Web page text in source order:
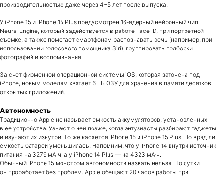
производительностью даже через 4−5 лет после выпуска.
У iPhone 15 и iPhone 15 Plus предусмотрен 16-ядерный нейронный чип
Neural Engine, который задействуется в работе Face ID, при портретной
съемке, а также помогает смартфонам распознавать речь (например, при
использовании голосового помощника Siri), группировать подборки
фотографий и воспоминания.
За счет фирменной операционной системы iOS, которая заточена под
iPhone, новым моделям хватает 6 ГБ ОЗУ для хранения в памяти десятков
открытых приложений.
Автономность
Традиционно Apple не называет емкость аккумуляторов, установленных
в ее устройства. Узнают о ней позже, когда энтузиасты разбирают гаджеты
и изучают их изнутри. То же касается iPhone 15 и iPhone 15 Plus. Но вряд ли
емкость батарей уменьшилась. Напомним, что у iPhone 14 внутри источник
питания на 3279 мА·ч, а у iPhone 14 Plus — на 4323 мА·ч.
Обычный iPhone 15 монстром автономности назвать нельзя. Но сутки
он проработает без проблем. Apple обещают 20 часов работы при